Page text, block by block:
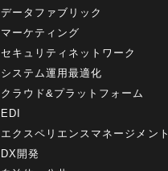
データファブリック
マーケティング
セキュリティネットワーク
システム運用最適化
クラウド&プラットフォーム
EDI
エクスペリエンスマネージメント
DX開発